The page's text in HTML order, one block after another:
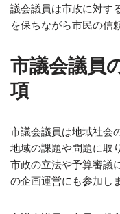
議会議員は市政に対す
を保ちながら市民の信
市議会議員
項
市議会議員は地域社会
地域の課題や問題に取
市政の立法や予算審議
の企画運営にも参加し